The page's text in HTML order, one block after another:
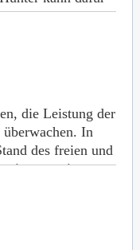
wieder
befindet sich
die Leistung der
In
des freien und
angezeigt.